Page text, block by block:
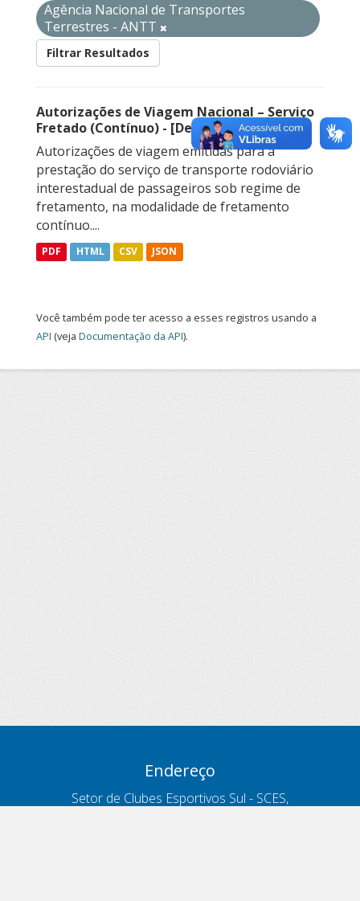
Agência Nacional de Transportes
Terrestres - ANTT
Filtrar Resultados
Autorizações de Viagem Nacional – Serviço
Fretado (Contínuo) - [Descontinuado]
Autorizações de viagem emitidas para a
prestação do serviço de transporte rodoviário
interestadual de passageiros sob regime de
fretamento, na modalidade de fretamento
contínuo....
PDF HTML CSV JSON
Você também pode ter acesso a esses registros usando a
API (veja Documentação da API).
Endereço
Setor de Clubes Esportivos Sul - SCES,